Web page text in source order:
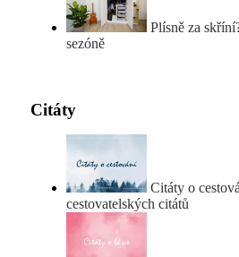
Plísně za
sezóně
Citáty
Citáty o
cestovatelských citátů